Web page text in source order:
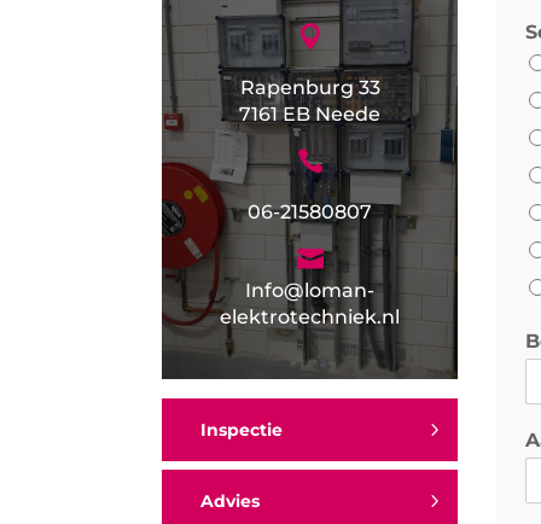

Rapenburg 33
7161 EB Neede

06-21580807

Info@loman-
elektrotechniek.nl
Inspectie
Advies